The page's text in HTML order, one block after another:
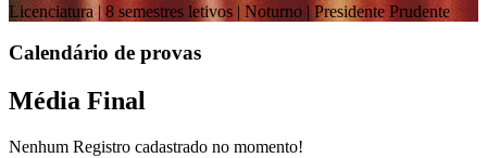
Licenciatura | 8 semestres letivos | Noturno | Presidente Prudente
Calendário de provas
Média Final
Nenhum Registro cadastrado no momento!